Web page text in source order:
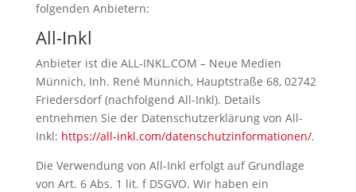
folgenden Anbietern:
All-Inkl
Anbieter ist die ALL-INKL.COM – Neue Medien
Münnich, Inh. René Münnich, Hauptstraße 68, 02742
Friedersdorf (nachfolgend All-Inkl). Details
entnehmen Sie der Datenschutzerklärung von All-
Inkl: https://all-inkl.com/datenschutzinformationen/.
Die Verwendung von All-Inkl erfolgt auf Grundlage
von Art. 6 Abs. 1 lit. f DSGVO. Wir haben ein